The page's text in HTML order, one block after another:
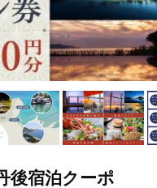
後宿泊クーポ